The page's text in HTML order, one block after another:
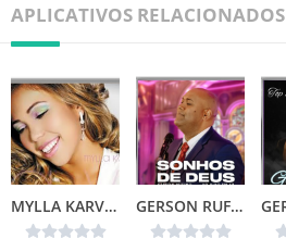
APLICATIVOS RELACIONADOS
MYLLA KARVALHO – MINHA VIDA GERSON RUFINO – SONHOS DE DEUS (2024)